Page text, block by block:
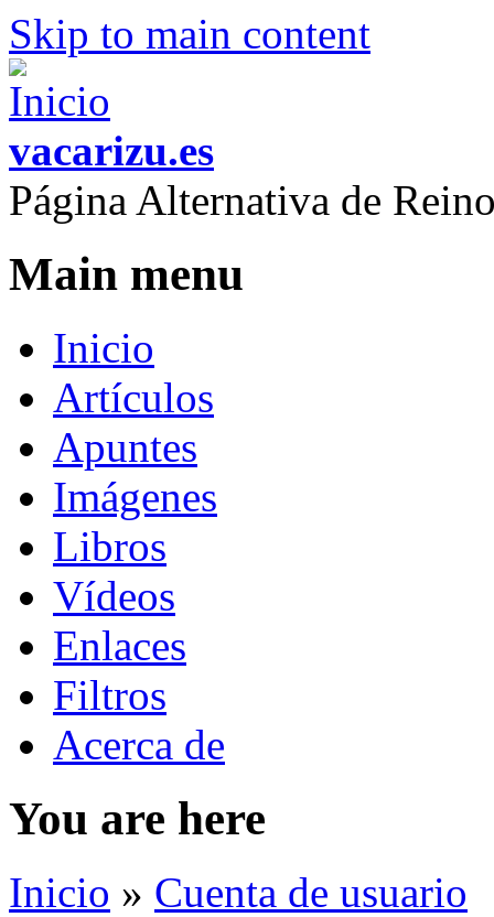
Skip to main content
vacarizu.es
Página Alternativa de
Main menu
Inicio
Artículos
Apuntes
Imágenes
Libros
Vídeos
Enlaces
Filtros
Acerca de
You are here
Inicio » Cuenta de usuario